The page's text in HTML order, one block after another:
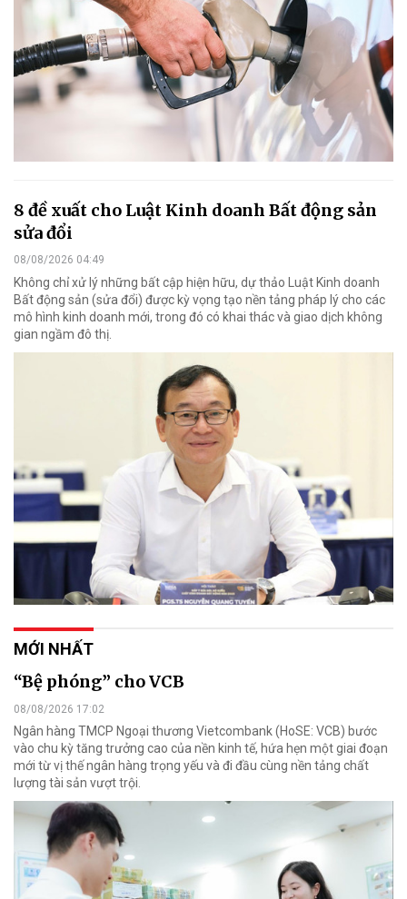
8 đề xuất cho Luật Kinh doanh Bất động sản
sửa đổi
08/08/2026 04:49
Không chỉ xử lý những bất cập hiện hữu, dự thảo Luật Kinh doanh
Bất động sản (sửa đổi) được kỳ vọng tạo nền tảng pháp lý cho các
mô hình kinh doanh mới, trong đó có khai thác và giao dịch không
gian ngầm đô thị.
MỚI NHẤT
“Bệ phóng” cho VCB
08/08/2026 17:02
Ngân hàng TMCP Ngoại thương Vietcombank (HoSE: VCB) bước
vào chu kỳ tăng trưởng cao của nền kinh tế, hứa hẹn một giai đoạn
mới từ vị thế ngân hàng trọng yếu và đi đầu cùng nền tảng chất
lượng tài sản vượt trội.